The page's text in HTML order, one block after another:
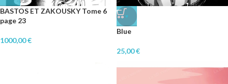
BASTOS ET ZAKOUSKY Tome 6
page 23
1000,00€
♥
Blue
25,00€